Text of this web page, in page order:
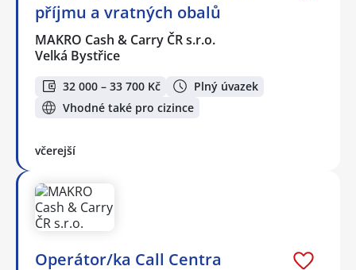
příjmu a vratných obalů
MAKRO Cash & Carry ČR s.r.o.
Velká Bystřice
32 000 – 33 700 Kč
Plný úvazek
Vhodné také pro cizince
včerejší
Operátor/ka Call Centra